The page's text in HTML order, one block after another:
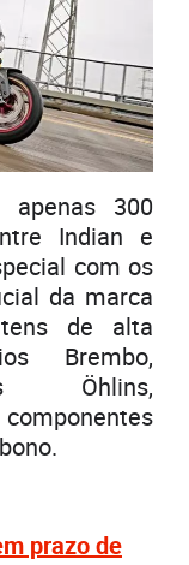
300
Indian e
com os
da marca
de alta
Brembo,
Öhlins,
prazo de